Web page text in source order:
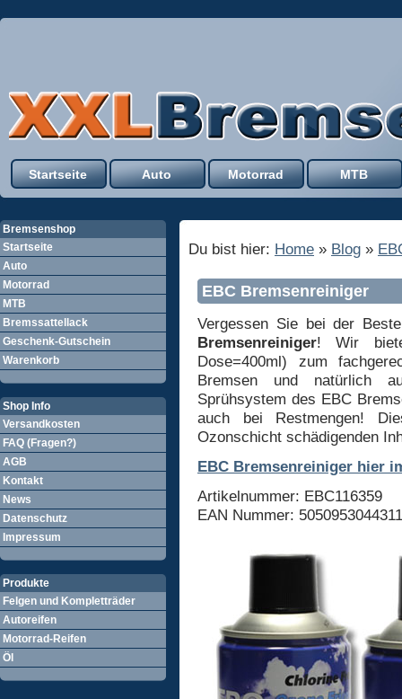
Startseite Auto Motorrad MTB
Bremsenshop
Startseite
Auto
Motorrad
MTB
Bremssattellack
Geschenk-Gutschein
Warenkorb
Shop Info
Versandkosten
FAQ (Fragen?)
AGB
Kontakt
News
Datenschutz
Impressum
Produkte
Felgen und Kompletträder
Autoreifen
Motorrad-Reifen
Öl
Du bist hier: Home » Blog »
EBC Bremsenreiniger
Vergessen Sie bei der
Bremsenreiniger! Wir
Dose=400ml) zum
Bremsen und natürlich
Sprühsystem des EBC
auch bei Restmengen!
Ozonschicht schädigenden
EBC Bremsenreiniger hier
Artikelnummer: EBC116359
EAN Nummer: 5050953044311